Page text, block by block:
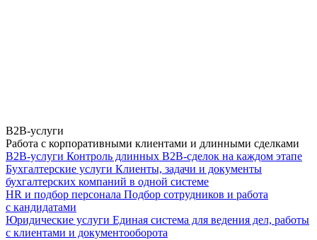
B2B-услуги
Работа с корпоративными клиентами и длинными сделками
B2B-услуги Контроль длинных B2B-сделок на каждом этапе
Бухгалтерские услуги Клиенты, задачи и документы
бухгалтерских компаний в одной системе
HR и подбор персонала Подбор сотрудников и работа
с кандидатами
Юридические услуги Единая система для ведения дел, работы
с клиентами и документооборота